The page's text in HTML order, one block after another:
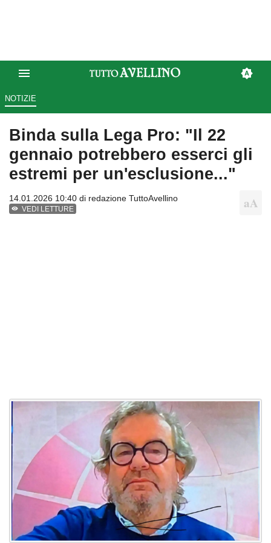
NOTIZIE
Binda sulla Lega Pro: "Il 22
gennaio potrebbero esserci gli
estremi per un'esclusione..."
14.01.2026 10:40 di redazione TuttoAvellino
VEDI LETTURE